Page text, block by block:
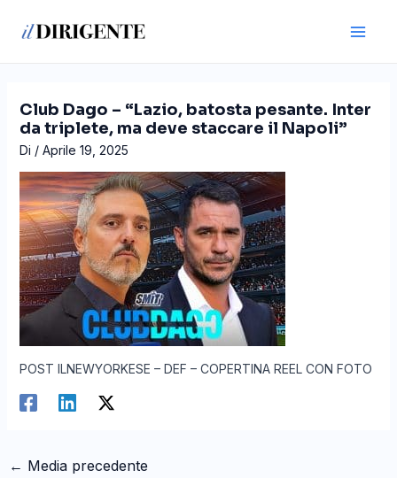
Club Dago – “Lazio, batosta pesante. Inter
da triplete, ma deve staccare il Napoli”
Di / Aprile 19, 2025
POST ILNEWYORKESE – DEF – COPERTINA REEL CON FOTO
articoli
← Media precedente